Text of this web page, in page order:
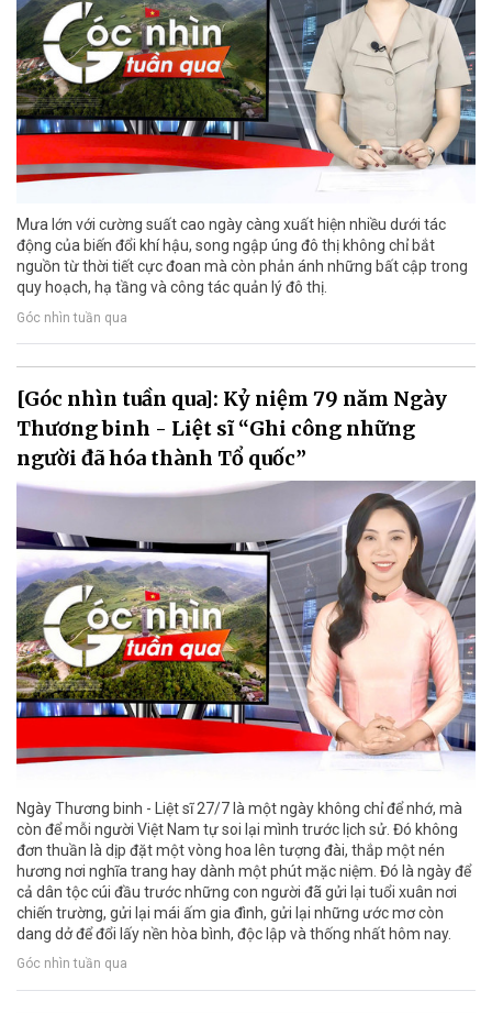
Mưa lớn với cường suất cao ngày càng xuất hiện nhiều dưới tác
động của biến đổi khí hậu, song ngập úng đô thị không chỉ bắt
nguồn từ thời tiết cực đoan mà còn phản ánh những bất cập trong
quy hoạch, hạ tầng và công tác quản lý đô thị.
Góc nhìn tuần qua
[Góc nhìn tuần qua]: Kỷ niệm 79 năm Ngày
Thương binh - Liệt sĩ “Ghi công những
người đã hóa thành Tổ quốc”
Ngày Thương binh - Liệt sĩ 27/7 là một ngày không chỉ để nhớ, mà
còn để mỗi người Việt Nam tự soi lại mình trước lịch sử. Đó không
đơn thuần là dịp đặt một vòng hoa lên tượng đài, thắp một nén
hương nơi nghĩa trang hay dành một phút mặc niệm. Đó là ngày để
cả dân tộc cúi đầu trước những con người đã gửi lại tuổi xuân nơi
chiến trường, gửi lại mái ấm gia đình, gửi lại những ước mơ còn
dang dở để đổi lấy nền hòa bình, độc lập và thống nhất hôm nay.
Góc nhìn tuần qua